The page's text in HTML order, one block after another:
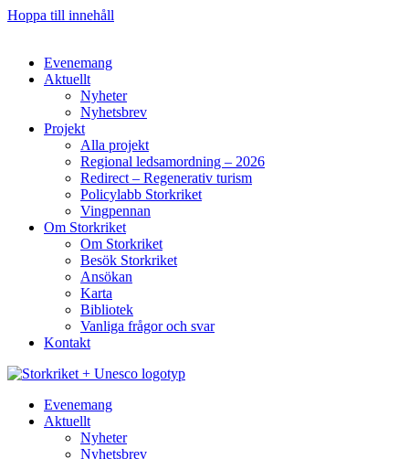
Hoppa till innehåll
Evenemang
Aktuellt
Nyheter
Nyhetsbrev
Projekt
Alla projekt
Regional ledsamordning – 2026
Redirect – Regenerativ turism
Policylabb Storkriket
Vingpennan
Om Storkriket
Om Storkriket
Besök Storkriket
Ansökan
Karta
Bibliotek
Vanliga frågor och svar
Kontakt
Evenemang
Aktuellt
Nyheter
Nyhetsbrev